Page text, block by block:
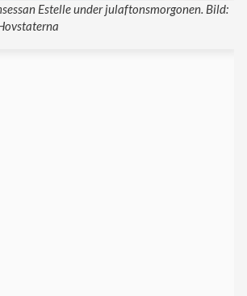
Estelle under julaftonsmorgonen. Bild: